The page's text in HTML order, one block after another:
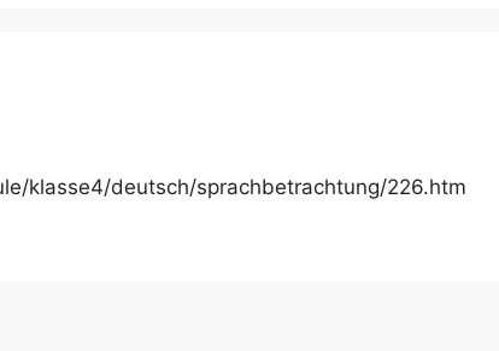
klasse4/deutsch/sprachbetrachtung/226.htm